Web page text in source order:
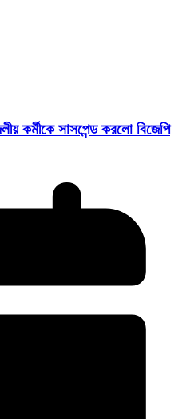
কর্মীকে সাসপেন্ড করলো বিজেপি